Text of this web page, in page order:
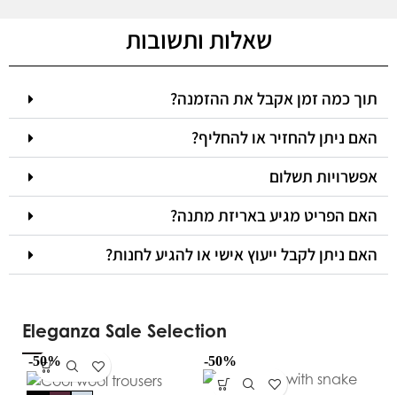
שאלות ותשובות
תוך כמה זמן אקבל את ההזמנה?
האם ניתן להחזיר או להחליף?
אפשרויות תשלום
האם הפריט מגיע באריזת מתנה?
האם ניתן לקבל ייעוץ אישי או להגיע לחנות?
Eleganza Sale Selection
-50% -50%